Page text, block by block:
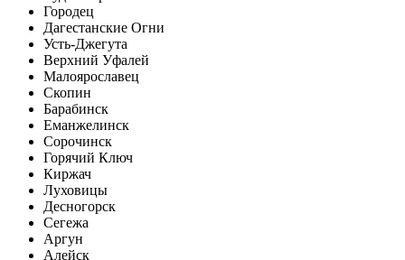
Городец
Дагестанские Огни
Усть-Джегута
Верхний Уфалей
Малоярославец
Скопин
Барабинск
Еманжелинск
Сорочинск
Горячий Ключ
Киржач
Луховицы
Десногорск
Сегежа
Аргун
Алейск